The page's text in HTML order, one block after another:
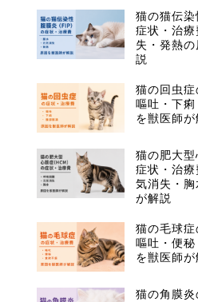
猫の猫伝
症状・治
失・発熱
説
猫の回虫症
嘔吐・下痢
を獣医師が
猫の肥大
症状・治
気消失・
が解説
猫の毛球症
嘔吐・便秘
を獣医師が
猫の角膜炎